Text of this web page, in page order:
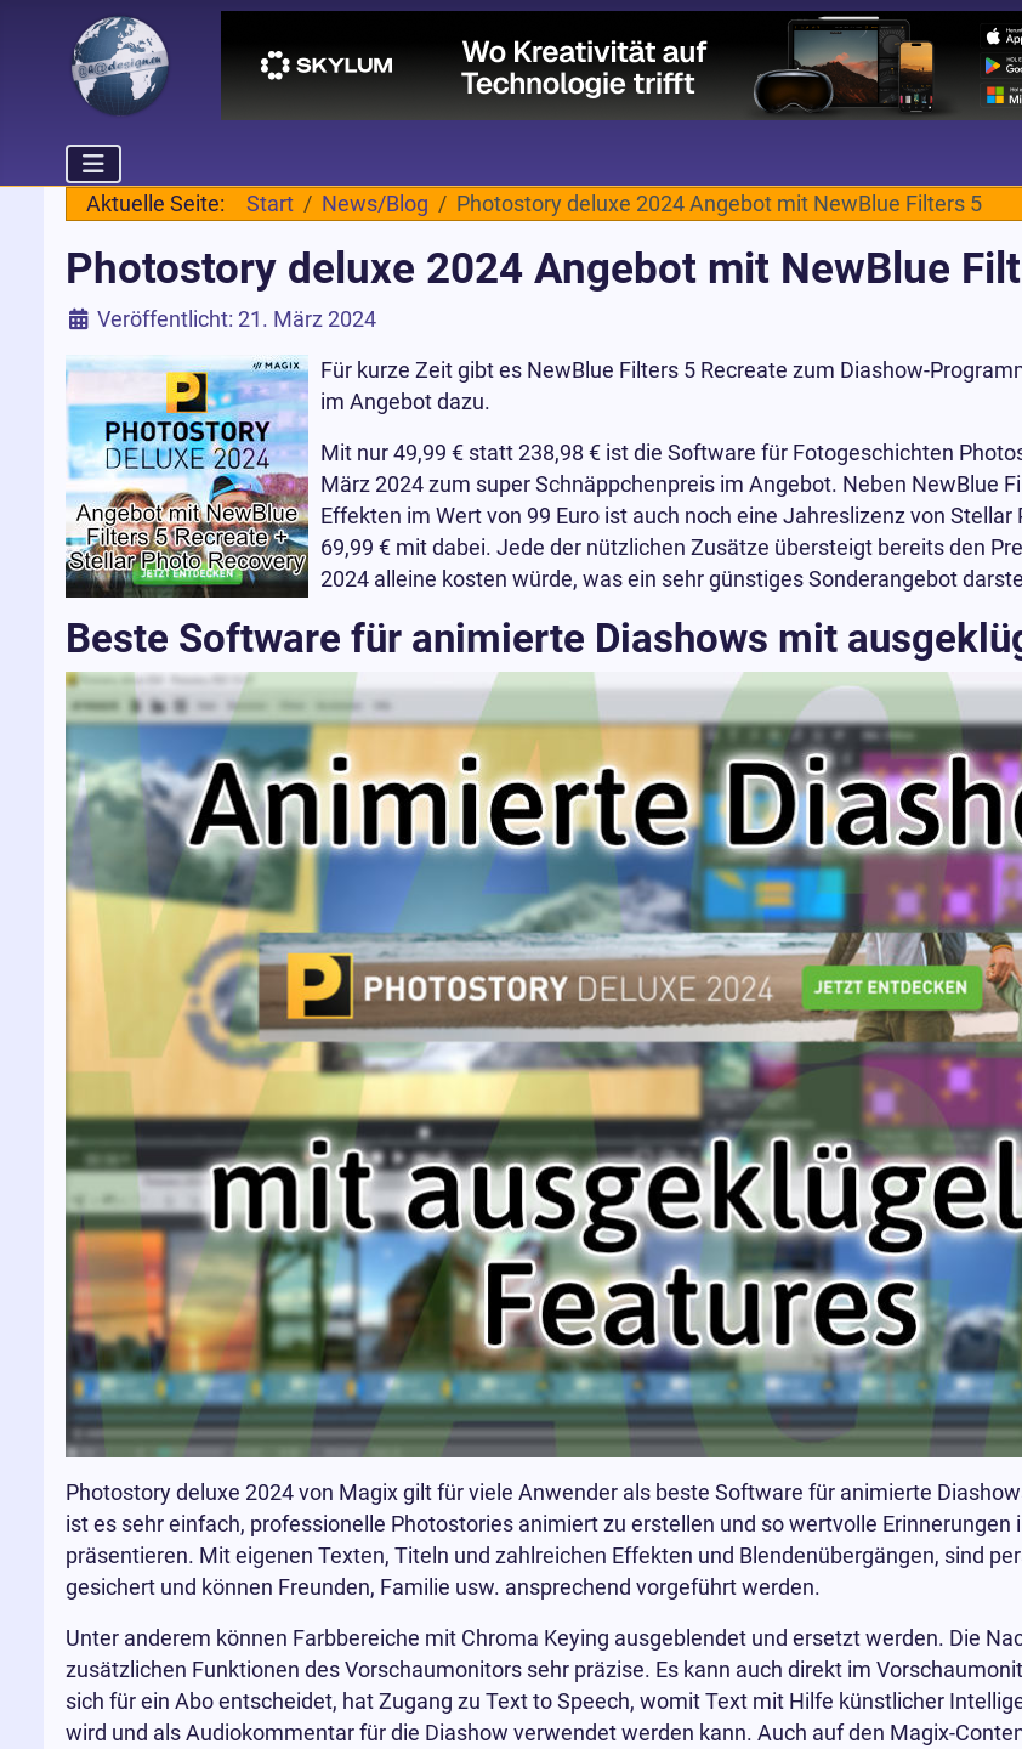
Aktuelle Seite: Start News/Blog Photostory deluxe 2024 Angebot mit NewBlue Filters 5
Photostory deluxe 2024 Angebot mit NewBlue
Details
Veröffentlicht: 21. März 2024
Für kurze Zeit gibt es NewBlue Filters 5 Recreate zum Diashow-
im Angebot dazu.
Mit nur 49,99 € statt 238,98 € ist die Software für Fotogeschichten
März 2024 zum super Schnäppchenpreis im Angebot. Neben NewBlue
Effekten im Wert von 99 Euro ist auch noch eine Jahreslizenz von Stellar
69,99 € mit dabei. Jede der nützlichen Zusätze übersteigt bereits den
2024 alleine kosten würde, was ein sehr günstiges Sonderangebot
Beste Software für animierte Diashows mit
Photostory deluxe 2024 von Magix gilt für viele Anwender als beste Software für animierte
ist es sehr einfach, professionelle Photostories animiert zu erstellen und so wertvolle Erinnerungen
präsentieren. Mit eigenen Texten, Titeln und zahlreichen Effekten und Blendenübergängen, sind
gesichert und können Freunden, Familie usw. ansprechend vorgeführt werden.
Unter anderem können Farbbereiche mit Chroma Keying ausgeblendet und ersetzt werden. Die
zusätzlichen Funktionen des Vorschaumonitors sehr präzise. Es kann auch direkt im
sich für ein Abo entscheidet, hat Zugang zu Text to Speech, womit Text mit Hilfe künstlicher
wird und als Audiokommentar für die Diashow verwendet werden kann. Auch auf den Magix-